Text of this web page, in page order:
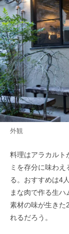
外観
料理はアラカルト
ミを存分に味わ
る。おすすめは4
まな肉で作る生ハ
素材の味が生きた
れるだろう。